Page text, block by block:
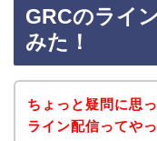
GRCのライ
みた！
ちょっと疑問に思
ライン配信ってや